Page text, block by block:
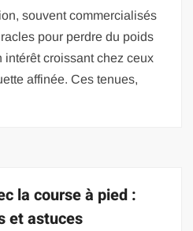
souvent commercialisés
pour perdre du poids
intérêt croissant chez ceux
affinée. Ces tenues,
la course à pied :
et astuces